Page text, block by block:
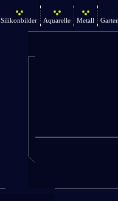
Silikonbilder Aquarelle Metall